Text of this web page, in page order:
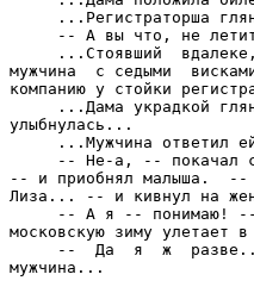
...Регистраторша
-- А вы что, не
...Стоявший
мужчина  с седыми
компанию у стойки
...Дама украдкой
улыбнулась...
...Мужчина ответил
-- Не-а, -- покачал
-- и приобнял малыша.  --
Лиза... -- и кивнул на
-- А я -- понимаю!
московскую зиму улетает
--  Да  я  ж
мужчина...